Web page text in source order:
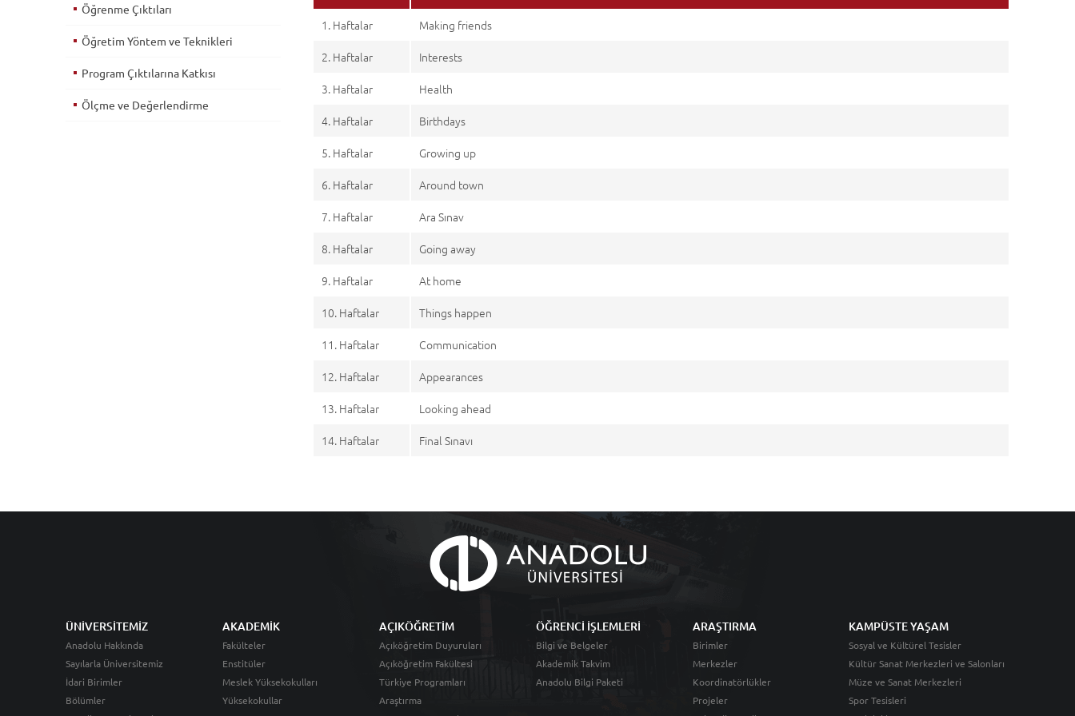
1. Haftalar
Making friends
2. Haftalar
Interests
3. Haftalar
Health
4. Haftalar
Birthdays
5. Haftalar
Growing up
6. Haftalar
Around town
7. Haftalar
Ara Sınav
8. Haftalar
Going away
9. Haftalar
At home
10. Haftalar
Things happen
11. Haftalar
Communication
12. Haftalar
Appearances
13. Haftalar
Looking ahead
14. Haftalar
Final Sınavı
Öğrenme Çıktıları
Öğretim Yöntem ve Teknikleri
Program Çıktılarına Katkısı
Ölçme ve Değerlendirme
ÜNİVERSİTEMİZ
Anadolu Hakkında
Sayılarla Üniversitemiz
İdari Birimler
Bölümler
AKADEMİK
Fakülteler
Enstitüler
Meslek Yüksekokulları
Yüksekokullar
AÇIKÖĞRETİM
Açıköğretim Duyuruları
Açıköğretim Fakültesi
Türkiye Programları
Araştırma
ÖĞRENCİ İŞLEMLERİ
Bilgi ve Belgeler
Akademik Takvim
Anadolu Bilgi Paketi
ARAŞTIRMA
Birimler
Merkezler
Koordinatörlükler
Projeler
KAMPÜSTE YAŞAM
Sosyal ve Kültürel Tesisler
Kültür Sanat Merkezleri ve Salonları
Müze ve Sanat Merkezleri
Spor Tesisleri